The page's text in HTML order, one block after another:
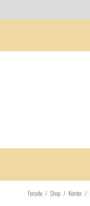
Forside / Shop / Kontor /